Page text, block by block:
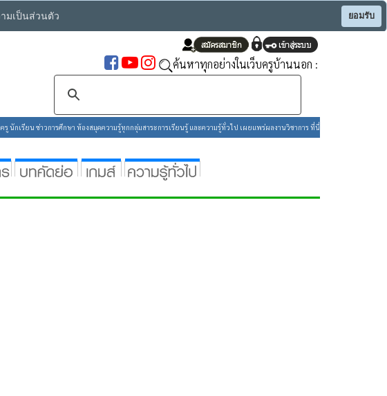
มเป็นส่วนตัว ยอมรับ
ค้นหาทุกอย่างในเว็บครูบ้านนอก :
นักเรียน ข่าวการศึกษา ห้องสมุดความรู้ทุกกลุ่มสาระการเรียนรู้ และความรู้ทั่วไป เผยแพร่ผลงานวิชาการ ที่นี่